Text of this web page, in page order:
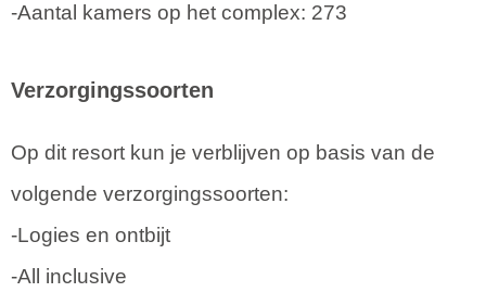
-Aantal kamers op het complex: 273
Verzorgingssoorten
Op dit resort kun je verblijven op basis van de
volgende verzorgingssoorten:
-Logies en ontbijt
-All inclusive